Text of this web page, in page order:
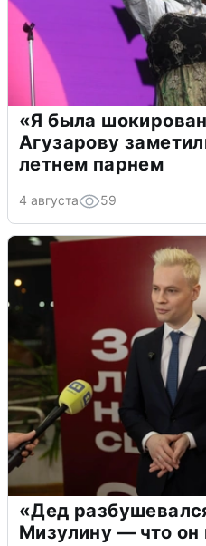
«Я была
Агузарову
летнем парнем
4 августа 59
«Дед
Мизулину — что он